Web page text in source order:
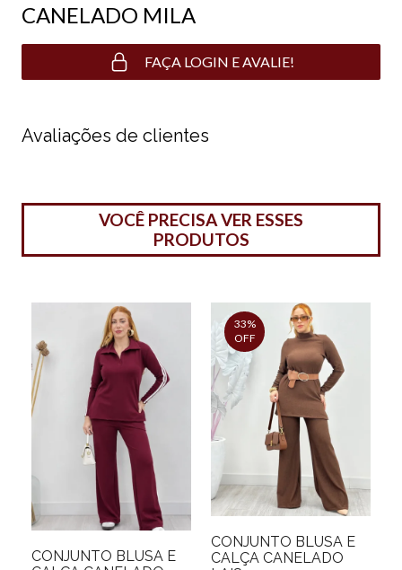
CANELADO MILA
FAÇA LOGIN E AVALIE!
Avaliações de clientes
VOCÊ PRECISA VER ESSES
PRODUTOS
CONJUNTO BLUSA E
33%
OFF
CONJUNTO BLUSA E
CALÇA CANELADO